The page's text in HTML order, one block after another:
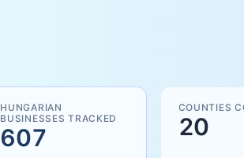
HUNGARIAN
BUSINESSES TRACKED
607
COUNTIES
20